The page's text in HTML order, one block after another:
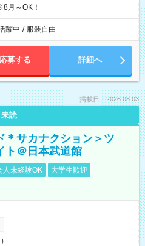
月～OK！
躍中 / 服装自由
応募する 詳細へ
掲載日：2026.08.03
未読
＊サカナクション＞ツ
ト＠日本武道館
人未経験OK
大学生歓迎